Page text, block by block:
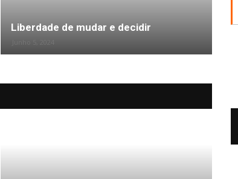
Liberdade de mudar e decidir